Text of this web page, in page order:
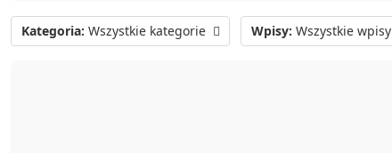
Kategoria: Wszystkie kategorie Wpisy: Wszystkie wpisy